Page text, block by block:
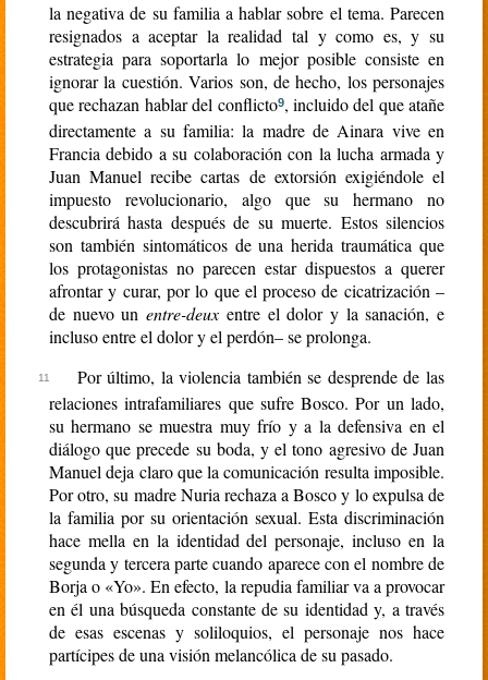
la negativa de su familia a hablar sobre el tema. Parecen
resignados a aceptar la realidad tal y como es, y su
estrategia para soportarla lo mejor posible consiste en
ignorar la cuestión. Varios son, de hecho, los personajes
que rechazan hablar del conflicto9, incluido del que atañe
directamente a su familia: la madre de Ainara vive en
Francia debido a su colaboración con la lucha armada y
Juan Manuel recibe cartas de extorsión exigiéndole el
impuesto revolucionario, algo que su hermano no
descubrirá hasta después de su muerte. Estos silencios
son también sintomáticos de una herida traumática que
los protagonistas no parecen estar dispuestos a querer
afrontar y curar, por lo que el proceso de cicatrización –
de nuevo unentre-deux entre el dolor y la sanación, e
incluso entre el dolor y el perdón– se prolonga.
Por último, la violencia también se desprende de las
relaciones intrafamiliares que sufre Bosco. Por un lado,
su hermano se muestra muy frío y a la defensiva en el
diálogo que precede su boda, y el tono agresivo de Juan
Manuel deja claro que la comunicación resulta imposible.
Por otro, su madre Nuria rechaza a Bosco y lo expulsa de
la familia por su orientación sexual. Esta discriminación
hace mella en la identidad del personaje, incluso en la
segunda y tercera parte cuando aparece con el nombre de
Borja o «Yo». En efecto, la repudia familiar va a provocar
en él una búsqueda constante de su identidad y, a través
de esas escenas y soliloquios, el personaje nos hace
partícipes de una visión melancólica de su pasado.